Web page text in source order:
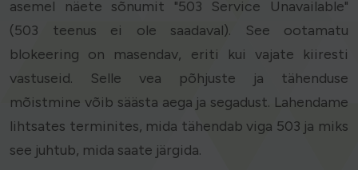
asemel näete sõnumit "503 Service Unavailable"
(503 teenus ei ole saadaval). See ootamatu
blokeering on masendav, eriti kui vajate kiiresti
vastuseid. Selle vea põhjuste ja tähenduse
mõistmine võib säästa aega ja segadust. Lahendame
lihtsates terminites, mida tähendab viga 503 ja miks
see juhtub, mida saate järgida.